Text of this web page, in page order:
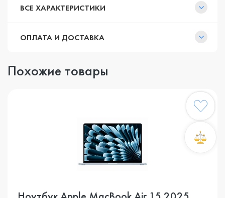
ВСЕ ХАРАКТЕРИСТИКИ
ОПЛАТА И ДОСТАВКА
Похожие товары